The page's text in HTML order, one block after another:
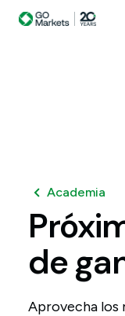
Academia
de
Aprovecha